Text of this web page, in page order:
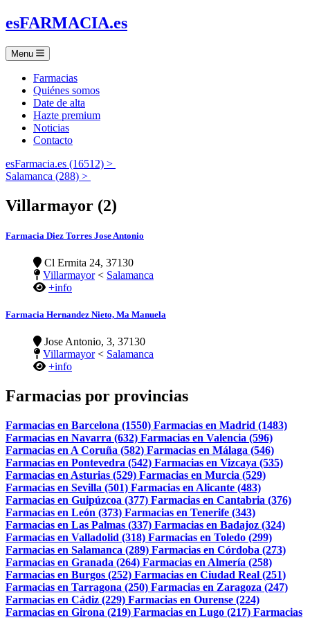
esFARMACIA.es
Menu
Farmacias
Quiénes somos
Date de alta
Hazte premium
Noticias
Contacto
esFarmacia.es (16512) >
Salamanca (288) >
Villarmayor (2)
Farmacia Diez Torres Jose Antonio
Cl Ermita 24, 37130
Villarmayor< Salamanca
+info
Farmacia Hernandez Nieto, Ma Manuela
Jose Antonio, 3, 37130
Villarmayor< Salamanca
+info
Farmacias por provincias
Farmacias en Barcelona (1550) Farmacias en Madrid (1483)
Farmacias en Navarra (632) Farmacias en Valencia (596)
Farmacias en A Coruña (582) Farmacias en Málaga (546)
Farmacias en Pontevedra (542) Farmacias en Vizcaya (535)
Farmacias en Asturias (529) Farmacias en Murcia (529)
Farmacias en Sevilla (501) Farmacias en Alicante (483)
Farmacias en Guipúzcoa (377) Farmacias en Cantabria (376)
Farmacias en León (373) Farmacias en Tenerife (343)
Farmacias en Las Palmas (337) Farmacias en Badajoz (324)
Farmacias en Valladolid (318) Farmacias en Toledo (299)
Farmacias en Salamanca (289) Farmacias en Córdoba (273)
Farmacias en Granada (264) Farmacias en Almería (258)
Farmacias en Burgos (252) Farmacias en Ciudad Real (251)
Farmacias en Tarragona (250) Farmacias en Zaragoza (247)
Farmacias en Cádiz (229) Farmacias en Ourense (224)
Farmacias en Girona (219) Farmacias en Lugo (217) Farmacias